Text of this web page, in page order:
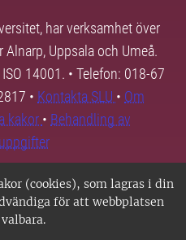
(cookies), som lagras i din
för att webbplatsen
har verksamhet över
Alnarp, Uppsala och Umeå.
14001. • Telefon: 018-67
• Kontakta SLU • Om
kakor • Behandling av